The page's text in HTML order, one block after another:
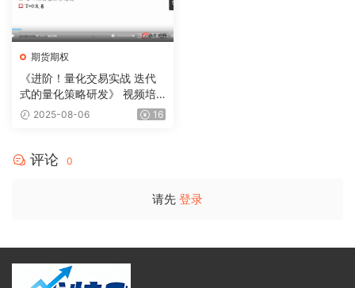
期货期权
《进阶！量化交易实战 迭代
式的量化策略研发》 视频培
训课 全套
2025-08-06 16
评论 0
请先 登录